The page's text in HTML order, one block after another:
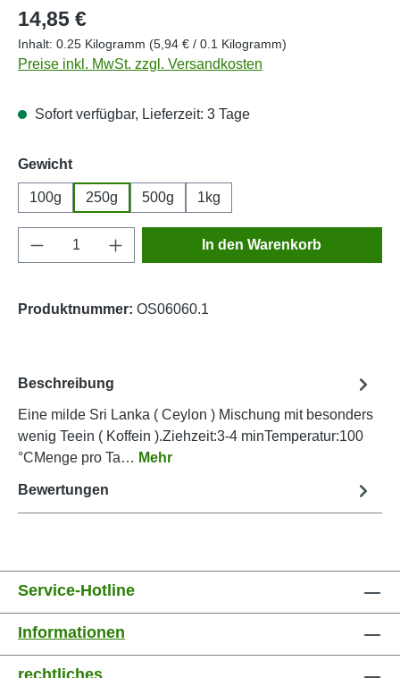
Regulärer Preis:
14,85 €
Inhalt: 0.25 Kilogramm (5,94 € / 0.1 Kilogramm)
Preise inkl. MwSt. zzgl. Versandkosten
Sofort verfügbar, Lieferzeit: 3 Tage
Gewichtauswählen
100g 250g 500g 1kg
Produkt Anzahl: Gib den gewünschten
In den Warenkorb
Produktnummer: OS06060.1
Beschreibung
Eine milde Sri Lanka ( Ceylon ) Mischung mit besonders
wenig Teein ( Koffein ).Ziehzeit:3-4 minTemperatur:100
°CMenge pro Ta… Mehr
Bewertungen
Service-Hotline
Informationen